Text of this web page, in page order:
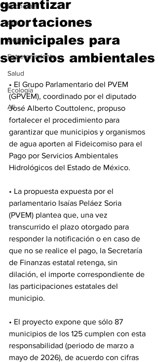
Economía
Cultura
Deportes
Entretenimiento
Salud
Ecología
All
garantizar
aportaciones
municipales para
servicios ambientales
• El Grupo Parlamentario del PVEM
(GPVEM), coordinado por el diputado
José Alberto Couttolenc, propuso
fortalecer el procedimiento para
garantizar que municipios y organismos
de agua aporten al Fideicomiso para el
Pago por Servicios Ambientales
Hidrológicos del Estado de México.
• La propuesta expuesta por el
parlamentario Isaías Peláez Soria
(PVEM) plantea que, una vez
transcurrido el plazo otorgado para
responder la notificación o en caso de
que no se realice el pago, la Secretaría
de Finanzas estatal retenga, sin
dilación, el importe correspondiente de
las participaciones estatales del
municipio.
• El proyecto expone que sólo 87
municipios de los 125 cumplen con esta
responsabilidad (periodo de marzo a
mayo de 2026), de acuerdo con cifras